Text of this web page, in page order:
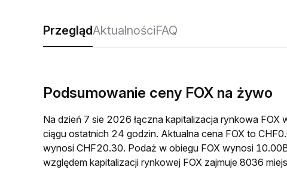
PrzeglądAktualnościFAQ
Podsumowanie ceny FOX na żywo
Na dzień 7 sie 2026 łączna kapitalizacja rynkowa
ciągu ostatnich 24 godzin. Aktualna cena FOX to
wynosi CHF20.30. Podaż w obiegu FOX wynosi
względem kapitalizacji rynkowej FOX zajmuje 8036